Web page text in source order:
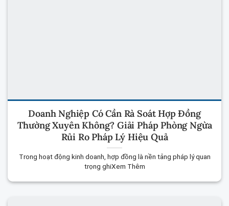
Doanh Nghiệp Có Cần Rà Soát Hợp Đồng
Thường Xuyên Không? Giải Pháp Phòng Ngừa
Rủi Ro Pháp Lý Hiệu Quả
Trong hoạt động kinh doanh, hợp đồng là nền tảng pháp lý quan
trọng ghiXem Thêm